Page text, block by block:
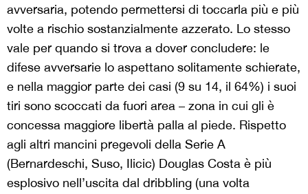
avversaria, potendo permettersi di toccarla più e più
volte a rischio sostanzialmente azzerato. Lo stesso
vale per quando si trova a dover concludere: le
difese avversarie lo aspettano solitamente schierate,
e nella maggior parte dei casi (9 su 14, il 64%) i suoi
tiri sono scoccati da fuori area – zona in cui gli è
concessa maggiore libertà palla al piede. Rispetto
agli altri mancini pregevoli della Serie A
(Bernardeschi, Suso, Ilicic) Douglas Costa è più
esplosivo nell’uscita dal dribbling (una volta